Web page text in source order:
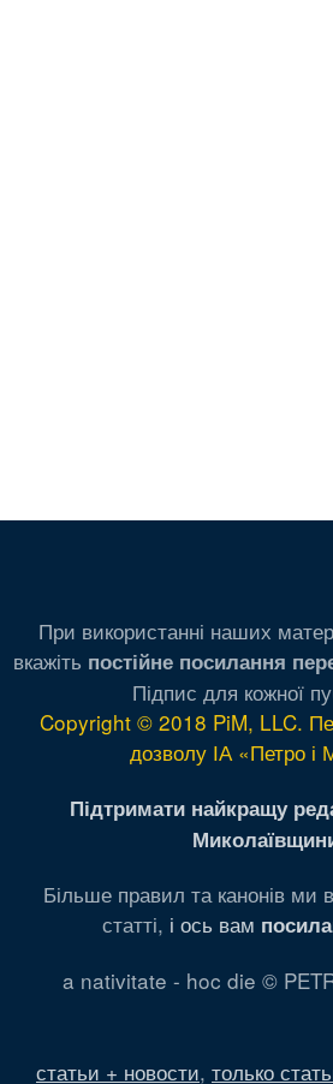
При використанні наших
вкажіть постійне посилання
Підпис для кожної
Copyright © 2018 PiM, LLC.
дозволу ІА «Петро і
Підтримати найкращу
Більше правил та канонів ми
статті, і ось вам
a nativitate - hoc die ©
статьи + новости, только